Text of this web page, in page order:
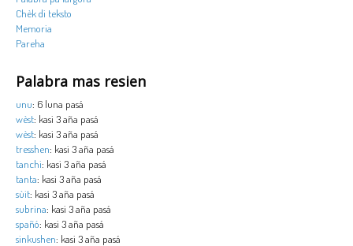
Chèk di teksto
Memoria
Pareha
Palabra mas resien
unu: 6 luna pasá
wèst: kasi 3 aña pasá
wèst: kasi 3 aña pasá
tresshen: kasi 3 aña pasá
tanchi: kasi 3 aña pasá
tanta: kasi 3 aña pasá
sùit: kasi 3 aña pasá
subrina: kasi 3 aña pasá
spañó: kasi 3 aña pasá
sinkushen: kasi 3 aña pasá